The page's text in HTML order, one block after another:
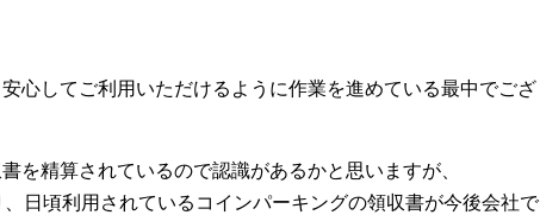
心してご利用いただけるように作業を進めている最中でござ
を精算されているので認識があるかと思いますが、
日頃利用されているコインパーキングの領収書が今後会社で